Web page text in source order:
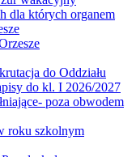
dla których organem
do Oddziału
do kl. I 2026/2027
poza obwodem
roku szkolnym